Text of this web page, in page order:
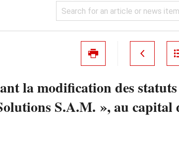
la modification des
S.A.M. », au capital